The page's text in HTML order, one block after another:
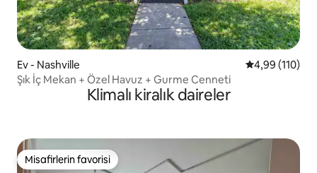
Ev - Nashville 5 üzerinden
4,99 (110)
Şık İç Mekan + Özel Havuz + Gurme Cenneti
Klimalı kiralık daireler
Misafirlerin favorisi
Misafirlerin favorisi